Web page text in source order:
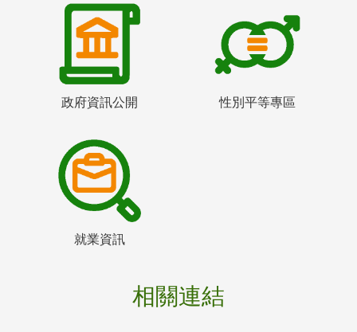
政府資訊公開 性別平等專區
就業資訊
相關連結